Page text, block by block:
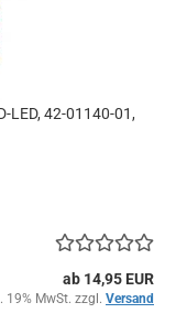
LED, 42-01140-01,
ab 14,95 EUR
19% MwSt. zzgl. Versand